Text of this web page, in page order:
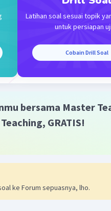
Latihan soal sesuai topik
untuk persiapan
Cobain Drill Soal
bersama Master
GRATIS!
ke Forum sepuasnya, lho.